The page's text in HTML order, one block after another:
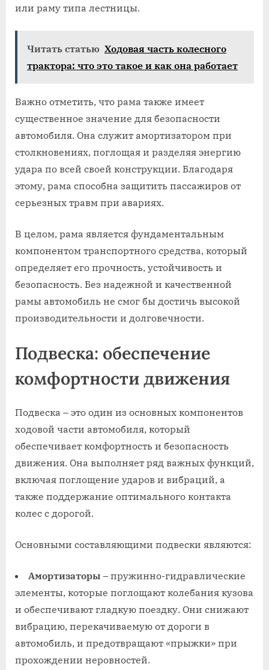
или раму типа лестницы.
Читать статью Ходовая часть колесного
трактора: что это такое и как она работает
Важно отметить, что рама также имеет
существенное значение для безопасности
автомобиля. Она служит амортизатором при
столкновениях, поглощая и разделяя энергию
удара по всей своей конструкции. Благодаря
этому, рама способна защитить пассажиров от
серьезных травм при авариях.
В целом, рама является фундаментальным
компонентом транспортного средства, который
определяет его прочность, устойчивость и
безопасность. Без надежной и качественной
рамы автомобиль не смог бы достичь высокой
производительности и долговечности.
Подвеска: обеспечение
комфортности движения
Подвеска – это один из основных компонентов
ходовой части автомобиля, который
обеспечивает комфортность и безопасность
движения. Она выполняет ряд важных функций,
включая поглощение ударов и вибраций, а
также поддержание оптимального контакта
колес с дорогой.
Основными составляющими подвески являются:
Амортизаторы – пружинно-гидравлические
элементы, которые поглощают колебания кузова
и обеспечивают гладкую поездку. Они снижают
вибрацию, перекачиваемую от дороги в
автомобиль, и предотвращают «прыжки» при
прохождении неровностей.